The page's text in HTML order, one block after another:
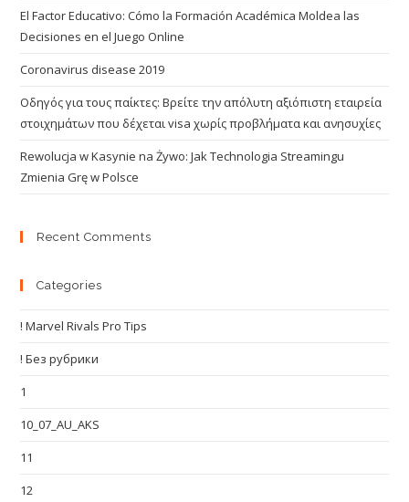
El Factor Educativo: Cómo la Formación Académica Moldea las
Decisiones en el Juego Online
Coronavirus disease 2019
Οδηγός για τους παίκτες: Βρείτε την απόλυτη αξιόπιστη εταιρεία
στοιχημάτων που δέχεται visa χωρίς προβλήματα και ανησυχίες
Rewolucja w Kasynie na Żywo: Jak Technologia Streamingu
Zmienia Grę w Polsce
Recent Comments
Categories
! Marvel Rivals Pro Tips
! Без рубрики
1
10_07_AU_AKS
11
12